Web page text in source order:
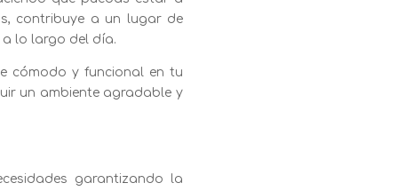
contribuye a un lugar de
lo largo del día.
cómodo y funcional en tu
un ambiente agradable y
garantizando la